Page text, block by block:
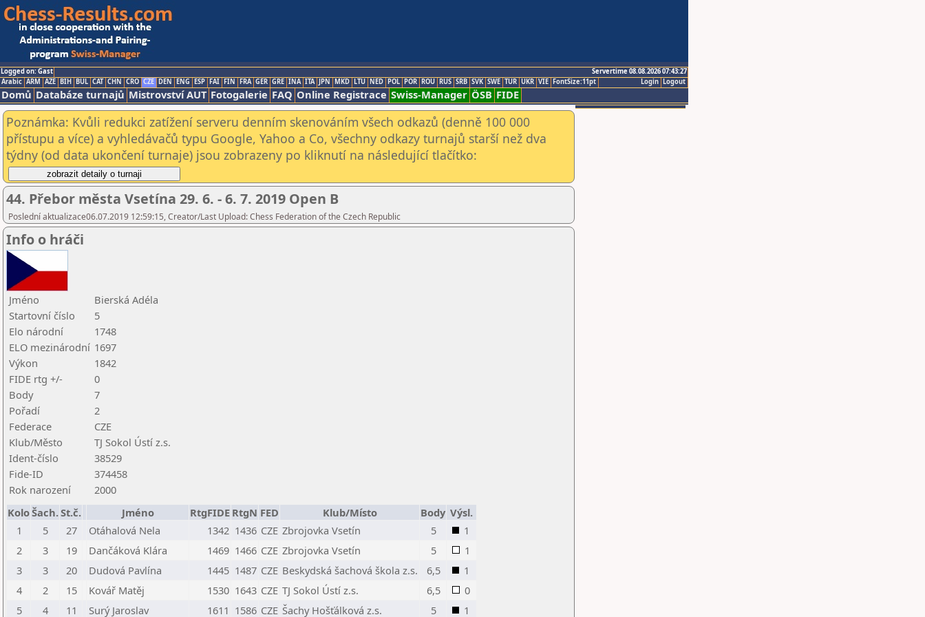
Logged on: Gast
Servertime 08.08.2026 07:43:27
Logout
Login
Arabic ARM AZE BIH BUL CAT CHN CRO CZE DEN ENG ESP FAI FIN FRA GER GRE INA ITA JPN MKD LTU NED POL POR ROU RUS SRB SVK SWE TUR UKR VIE FontSize:11pt
Domů Databáze turnajů Mistrovství AUT Fotogalerie FAQ Online Registrace Swiss-Manager ÖSB FIDE
Poznámka: Kvůli redukci zatížení serveru denním skenováním všech odkazů (denně 100 000
přístupu a více) a vyhledávačů typu Google, Yahoo a Co, všechny odkazy turnajů starší než dva
týdny (od data ukončení turnaje) jsou zobrazeny po kliknutí na následující tlačítko:
44. Přebor města Vsetína 29. 6. - 6. 7. 2019 Open B
Poslední aktualizace06.07.2019 12:59:15, Creator/Last Upload: Chess Federation of the Czech Republic
Info o hráči
Jméno
Bierská Adéla
Startovní číslo
5
Elo národní
1748
ELO mezinárodní 1697
Výkon
1842
FIDE rtg +/-
0
Body
7
Pořadí
2
Federace
CZE
Klub/Město
TJ Sokol Ústí z.s.
Ident-číslo
38529
Fide-ID
374458
Rok narození
2000
KoloŠach.St.č. Jméno RtgFIDE RtgN FED Klub/Místo Body Výsl.
1
5 27 Otáhalová Nela 1342 1436 CZE Zbrojovka Vsetín 5
1
2
3 19 Dančáková Klára 1469 1466 CZE Zbrojovka Vsetín 5
1
3
3 20 Dudová Pavlína 1445 1487 CZE Beskydská šachová škola z.s. 6,5
1
4
2 15 Kovář Matěj 1530 1643 CZE TJ Sokol Ústí z.s. 6,5
0
5
4 11 Surý Jaroslav 1611 1586 CZE Šachy Hošťálková z.s. 5 1